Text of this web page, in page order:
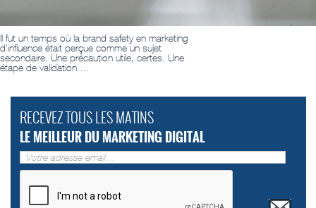
Il fut un temps où la brand safety en marketing
d’influence était perçue comme un sujet
secondaire. Une précaution utile, certes. Une
étape de validation …
RECEVEZ TOUS LES MATINS
LE MEILLEUR DU MARKETING DIGITAL